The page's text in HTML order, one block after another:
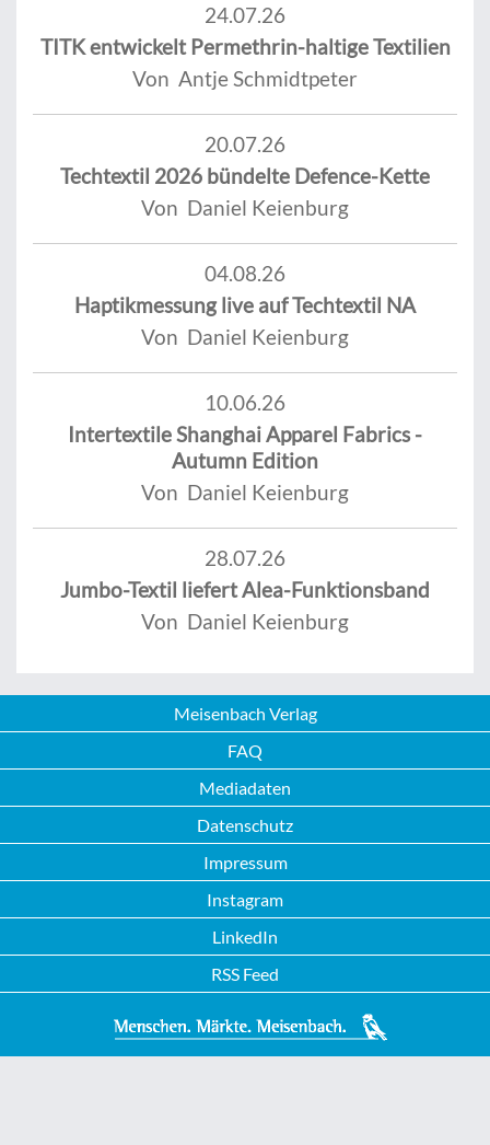
24.07.26
TITK entwickelt Permethrin-haltige Textilien
Von Antje Schmidtpeter
20.07.26
Techtextil 2026 bündelte Defence-Kette
Von Daniel Keienburg
04.08.26
Haptikmessung live auf Techtextil NA
Von Daniel Keienburg
10.06.26
Intertextile Shanghai Apparel Fabrics -
Autumn Edition
Von Daniel Keienburg
28.07.26
Jumbo-Textil liefert Alea-Funktionsband
Von Daniel Keienburg
Meisenbach Verlag
FAQ
Mediadaten
Datenschutz
Impressum
Instagram
LinkedIn
RSS Feed